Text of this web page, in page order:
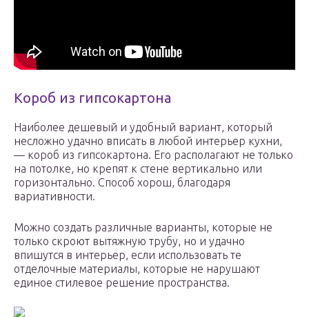
Короб из гипсокартона
Наиболее дешевый и удобный вариант, который
несложно удачно вписать в любой интерьер кухни,
— короб из гипсокартона. Его располагают не только
на потолке, но крепят к стене вертикально или
горизонтально. Способ хорош, благодаря
вариативности.
Можно создать различные варианты, которые не
только скроют вытяжную трубу, но и удачно
впишутся в интерьер, если использовать те
отделочные материалы, которые не нарушают
единое стилевое решение пространства.